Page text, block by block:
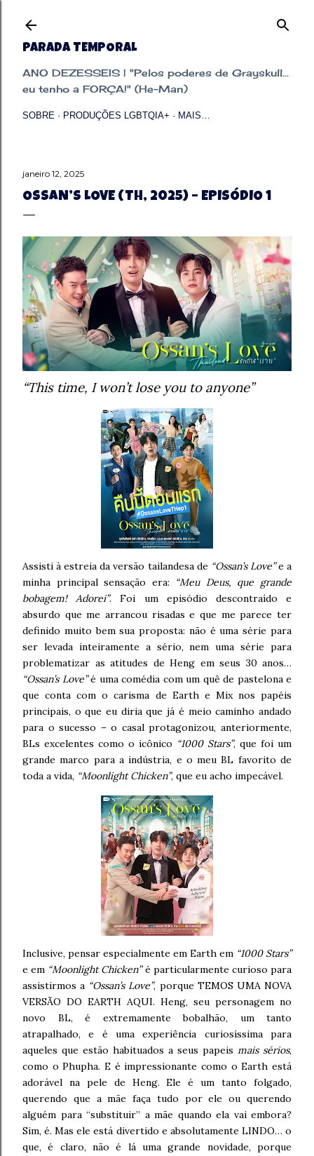
PARADA TEMPORAL
ANO DEZESSEIS | "Pelos poderes de Grayskull...
eu tenho a FORÇA!" (He-Man)
SOBRE PRODUÇÕES LGBTQIA+ MAIS…
janeiro 12, 2025
OSSAN’S LOVE (TH, 2025) – EPISÓDIO 1
“This time, I won’t lose you to anyone”
Assisti à estreia da versão tailandesa de “Ossan’s Love”e a
minha principal sensação era: “Meu Deus, que grande
bobagem! Adorei”. Foi um episódio descontraído e
absurdo que me arrancou risadas e que me parece ter
definido muito bem sua proposta: não é uma série para
ser levada inteiramente a sério, nem uma série para
problematizar as atitudes de Heng em seus 30 anos…
“Ossan’s Love”é uma comédia com um quê de pastelona e
que conta com o carisma de Earth e Mix nos papéis
principais, o que eu diria que já é meio caminho andado
para o sucesso – o casal protagonizou, anteriormente,
BLs excelentes como o icônico “1000 Stars”, que foi um
grande marco para a indústria, e o meu BL favorito de
toda a vida, “Moonlight Chicken”, que eu acho impecável.
Inclusive, pensar especialmente em Earth em “1000 Stars”
e em “Moonlight Chicken”é particularmente curioso para
assistirmos a “Ossan’s Love”, porque TEMOS UMA NOVA
VERSÃO DO EARTH AQUI. Heng, seu personagem no
novo BL, é extremamente bobalhão, um tanto
atrapalhado, e é uma experiência curiosíssima para
aqueles que estão habituados a seus papeis mais sérios,
como o Phupha. E é impressionante como o Earth está
adorável na pele de Heng. Ele é um tanto folgado,
querendo que a mãe faça tudo por ele ou querendo
alguém para “substituir” a mãe quando ela vai embora?
Sim, é. Mas ele está divertido e absolutamente LINDO… o
que, é claro, não é lá uma grande novidade, porque